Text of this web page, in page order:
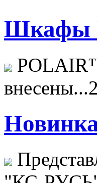
Шкафы
внесены...